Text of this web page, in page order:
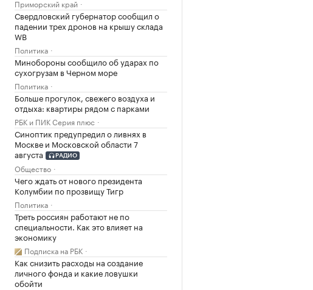
Приморский край
Свердловский губернатор сообщил о
падении трех дронов на крышу склада
WB
Политика
Минобороны сообщило об ударах по
сухогрузам в Черном море
Политика
Больше прогулок, свежего воздуха и
отдыха: квартиры рядом с парками
РБК и ПИК Серия плюс
Синоптик предупредил о ливнях в
Москве и Московской области 7
августа
РАДИО
Общество
Чего ждать от нового президента
Колумбии по прозвищу Тигр
Политика
Треть россиян работают не по
специальности. Как это влияет на
экономику
Подписка на РБК
Как снизить расходы на создание
личного фонда и какие ловушки
обойти